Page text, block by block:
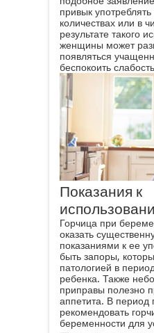
сказывается на
плода.
Рекомендовано
беременности
обладает
Продукт содержит
способствующих
развитию
увеличивается
суставов, что
время родов. Давно
усилению лактации
горчичное масло.
Однако горчица
любая другая
нанести
подобное
привык употреблять
количествах или в
результате такого
женщины может
появляться
беспокоить